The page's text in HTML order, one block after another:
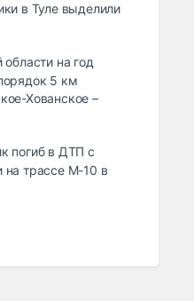
в Туле выделили
на год
5 км
Хованское –
погиб в ДТП с
на трассе М-10 в